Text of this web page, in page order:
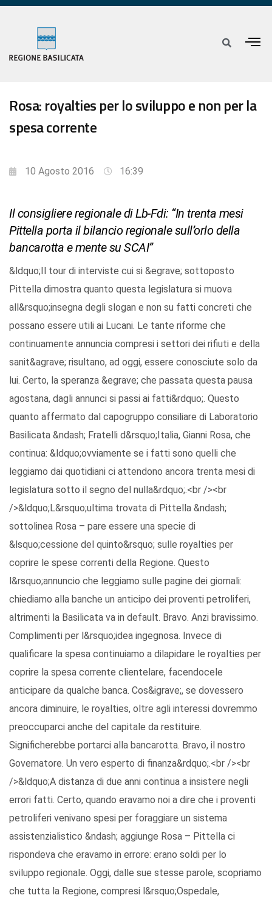
Rosa: royalties per lo sviluppo e non per la
spesa corrente
10 Agosto 2016 16:39
Il consigliere regionale di Lb-Fdi: “In trenta mesi
Pittella porta il bilancio regionale sull’orlo della
bancarotta e mente su SCAI”
&ldquo;Il tour di interviste cui si &egrave; sottoposto
Pittella dimostra quanto questa legislatura si muova
all&rsquo;insegna degli slogan e non su fatti concreti che
possano essere utili ai Lucani. Le tante riforme che
continuamente annuncia compresi i settori dei rifiuti e della
sanit&agrave; risultano, ad oggi, essere conosciute solo da
lui. Certo, la speranza &egrave; che passata questa pausa
agostana, dagli annunci si passi ai fatti&rdquo;. Questo
quanto affermato dal capogruppo consiliare di Laboratorio
Basilicata &ndash; Fratelli d&rsquo;Italia, Gianni Rosa, che
continua: &ldquo;ovviamente se i fatti sono quelli che
leggiamo dai quotidiani ci attendono ancora trenta mesi di
legislatura sotto il segno del nulla&rdquo;.<br /><br
/>&ldquo;L&rsquo;ultima trovata di Pittella &ndash;
sottolinea Rosa – pare essere una specie di
&lsquo;cessione del quinto&rsquo; sulle royalties per
coprire le spese correnti della Regione. Questo
l&rsquo;annuncio che leggiamo sulle pagine dei giornali:
chiediamo alla banche un anticipo dei proventi petroliferi,
altrimenti la Basilicata va in default. Bravo. Anzi bravissimo.
Complimenti per l&rsquo;idea ingegnosa. Invece di
qualificare la spesa continuiamo a dilapidare le royalties per
coprire la spesa corrente clientelare, facendocele
anticipare da qualche banca. Cos&igrave;, se dovessero
ancora diminuire, le royalties, oltre agli interessi dovremmo
preoccuparci anche del capitale da restituire.
Significherebbe portarci alla bancarotta. Bravo, il nostro
Governatore. Un vero esperto di finanza&rdquo;.<br /><br
/>&ldquo;A distanza di due anni continua a insistere negli
errori fatti. Certo, quando eravamo noi a dire che i proventi
petroliferi venivano spesi per foraggiare un sistema
assistenzialistico &ndash; aggiunge Rosa – Pittella ci
rispondeva che eravamo in errore: erano soldi per lo
sviluppo regionale. Oggi, dalle sue stesse parole, scopriamo
che tutta la Regione, compresi l&rsquo;Ospedale,